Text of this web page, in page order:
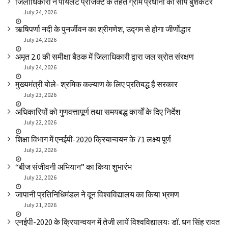
July 24, 2026
ऋषिपर्णा नदी के पुनर्जीवन का श्रीगणेश, उद्गम से होगा जीर्णोद्धार
July 24, 2026
अमृत 2.0 की समीक्षा बैठक में जिलाधिकारी द्वारा जल स्रोत संरक्षण
July 24, 2026
मुख्यमंत्री बोले- श्रमिक कल्याण के लिए प्रतिबद्ध है सरकार
July 23, 2026
अधिकारियों को गुणवत्तापूर्ण तथा समयबद्ध कार्यों के दिए निर्देश
July 22, 2026
शिक्षा विभाग में एनईपी-2020 क्रियान्वयन के 71 लक्ष्य पूर्ण
July 22, 2026
“बीज संजीवनी अभियान” का किया शुभारंभ
July 22, 2026
जापानी प्रतिनिधिमंडल ने दून विश्वविद्यालय का किया भ्रमण
July 21, 2026
एनईपी-2020 के क्रियान्वयन में तेजी लायें विश्वविद्यालयः डॉ. धन सिंह रावत